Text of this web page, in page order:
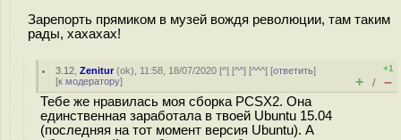
Зарепорть прямиком в музeй вождя революции, там таким
рады, хахахах!
3.12 ,Zenitur(ok), 11:58, 18/07/2020 [^] [^^] [^^^] [ответить]
[к модератору]
+1
+ / –
Тебе же нравилась моя сборка PCSX2. Она
единственная заработала в твоей Ubuntu 15.04
(последняя на тот момент версия Ubuntu). А